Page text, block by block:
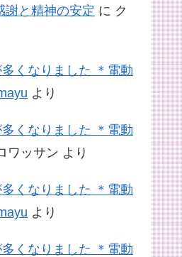
謝と精神の安定 に ク
くなりました ＊電動
より
くなりました ＊電動
ワッサン より
くなりました ＊電動
より
くなりました ＊電動